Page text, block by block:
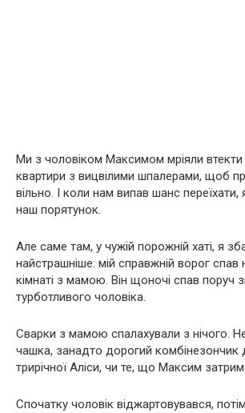
Ми з чоловіком Максимом мріяли втекти з
квартири з вицвілими шпалерами, щоб
вільно. І коли нам випав шанс
наш порятунок.
Але саме там, у чужій порожній хаті, я
найстрашніше: мій справжній ворог спав
кімнаті з мамою. Він щоночі спав поруч
турботливого чоловіка.
Сварки з мамою спалахували з нічого.
чашка, занадто дорогий комбінезончик
трирічної Аліси, чи те, що Максим
Спочатку чоловік віджартовувався,